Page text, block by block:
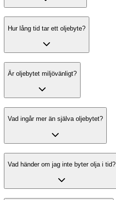
Hur lång tid tar ett oljebyte?
Är oljebytet miljövänligt?
Vad ingår mer än själva oljebytet?
Vad händer om jag inte byter olja i tid?